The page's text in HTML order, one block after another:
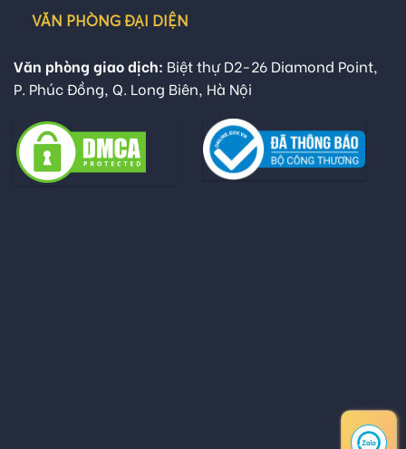
VĂN PHÒNG ĐẠI DIỆN
Văn phòng giao dịch: Biệt thự D2-26 Diamond Point,
P. Phúc Đồng, Q. Long Biên, Hà Nội